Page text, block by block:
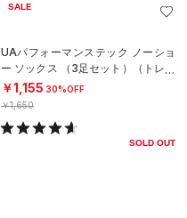
SALE
UAパフォーマンステック ノーショ
ー ソックス （3足セット）（トレー
ニング/UNISEX）
￥1,155 30%OFF
￥1,650
SOLD OUT